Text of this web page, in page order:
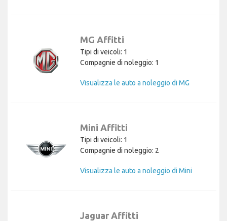
MG Affitti
Tipi di veicoli: 1
Compagnie di noleggio: 1
Visualizza le auto a noleggio di MG
Mini Affitti
Tipi di veicoli: 1
Compagnie di noleggio: 2
Visualizza le auto a noleggio di Mini
Jaguar Affitti